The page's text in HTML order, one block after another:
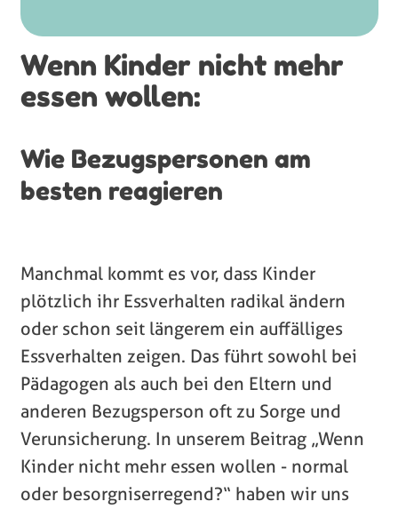
No-Gos als Bezugsperson
Wann sollte man als Bezugsperson
eingreifen?
Wie sollte man als Pädagoge handeln?
Unser Experte
Wenn Kinder nicht mehr
essen wollen:
Wie Bezugspersonen am
besten reagieren
Manchmal kommt es vor, dass Kinder
plötzlich ihr Essverhalten radikal ändern
oder schon seit längerem ein auffälliges
Essverhalten zeigen. Das führt sowohl bei
Pädagogen als auch bei den Eltern und
anderen Bezugsperson oft zu Sorge und
Verunsicherung. In unserem Beitrag „Wenn
Kinder nicht mehr essen wollen - normal
oder besorgniserregend?“ haben wir uns